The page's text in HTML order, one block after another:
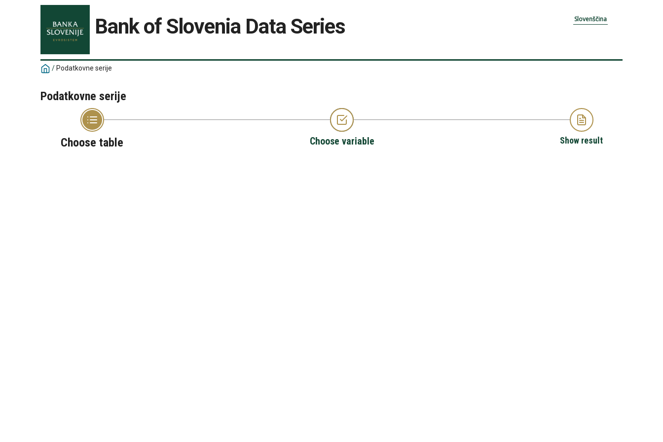
Bank of Slovenia Data Series Slovenščina
/ Podatkovne serije
Podatkovne serije
Choose table Choose variable Show result